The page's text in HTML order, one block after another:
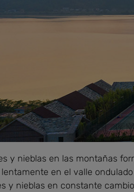
y nieblas en las montañas
en el valle
y nieblas en constante